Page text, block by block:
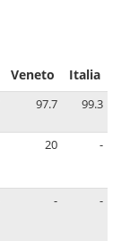
Veneto Italia
97.7 99.3
20 -
- -